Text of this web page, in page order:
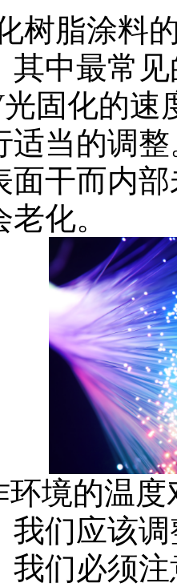
树脂涂料
其中最常
固化的速
适当的调
面干而内
化。
环境的温
我们应该
我们必须